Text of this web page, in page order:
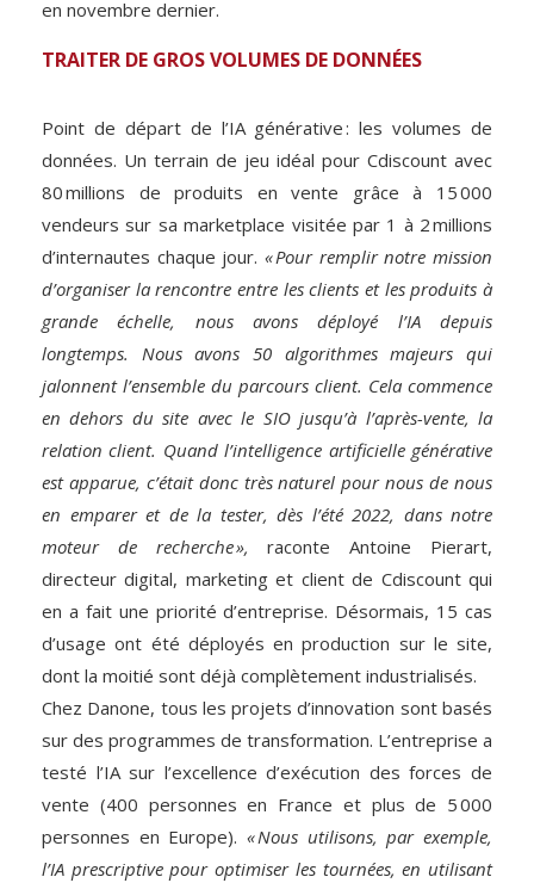
en novembre dernier.
TRAITER DE GROS VOLUMES DE DONNÉES
Point de départ de l’IA générative : les volumes de
données. Un terrain de jeu idéal pour Cdiscount avec
80 millions de produits en vente grâce à 15 000
vendeurs sur sa marketplace visitée par 1 à 2 millions
d’internautes chaque jour. « Pour remplir notre mission
d’organiser la rencontre entre les clients et les produits à
grande échelle, nous avons déployé l’IA depuis
longtemps. Nous avons 50 algorithmes majeurs qui
jalonnent l’ensemble du parcours client. Cela commence
en dehors du site avec le SIO jusqu’à l’après-vente, la
relation client. Quand l’intelligence artificielle générative
est apparue, c’était donc très naturel pour nous de nous
en emparer et de la tester, dès l’été 2022, dans notre
moteur de recherche », raconte Antoine Pierart,
directeur digital, marketing et client de Cdiscount qui
en a fait une priorité d’entreprise. Désormais, 15 cas
d’usage ont été déployés en production sur le site,
dont la moitié sont déjà complètement industrialisés.
Chez Danone, tous les projets d’innovation sont basés
sur des programmes de transformation. L’entreprise a
testé l’IA sur l’excellence d’exécution des forces de
vente (400 personnes en France et plus de 5 000
personnes en Europe). « Nous utilisons, par exemple,
l’IA prescriptive pour optimiser les tournées, en utilisant